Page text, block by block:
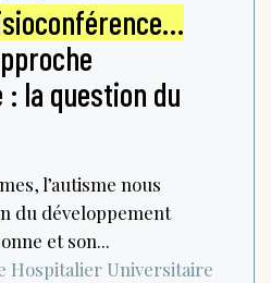
la question du
l’autisme nous
du développement
et son...
Hospitalier Universitaire